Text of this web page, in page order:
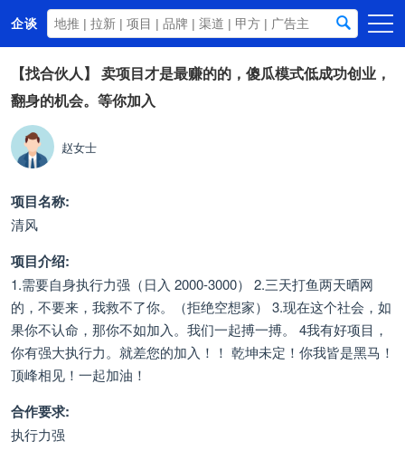
企谈
首页
商务资源
资讯动态
关于我们
【找合伙人】 卖项目才是最赚的的，傻瓜模式低成功创业，
翻身的机会。等你加入
赵女士
项目名称:
清风
项目介绍:
1.需要自身执行力强（日入 2000-3000） 2.三天打鱼两天晒网
的，不要来，我救不了你。（拒绝空想家） 3.现在这个社会，如
果你不认命，那你不如加入。我们一起搏一搏。 4我有好项目，
你有强大执行力。就差您的加入！！ 乾坤未定！你我皆是黑马！
顶峰相见！一起加油！
合作要求:
执行力强